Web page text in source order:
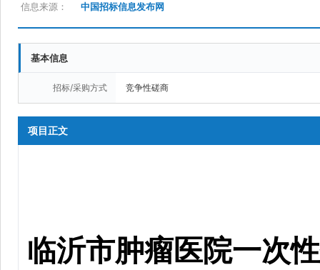
信息来源：
中国招标信息发布网
基本信息
招标/采购方式 竞争性磋商
项目正文